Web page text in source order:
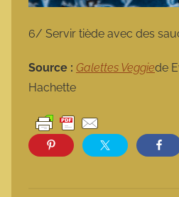
6/ Servir tiède avec des
Source : Galettes Veggiede
Hachette